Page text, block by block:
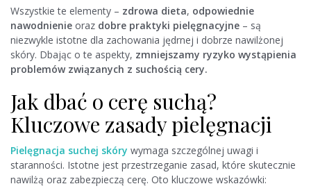
Wszystkie te elementy – zdrowa dieta, odpowiednie
nawodnienie oraz dobre praktyki pielęgnacyjne – są
niezwykle istotne dla zachowania jędrnej i dobrze nawilżonej
skóry. Dbając o te aspekty, zmniejszamy ryzyko wystąpienia
problemów związanych z suchością cery.
Jak dbać o cerę suchą?
Kluczowe zasady pielęgnacji
Pielęgnacja suchej skóry wymaga szczególnej uwagi i
staranności. Istotne jest przestrzeganie zasad, które skutecznie
nawilżą oraz zabezpieczą cerę. Oto kluczowe wskazówki: